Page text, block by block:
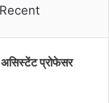
Recent
असिस्टेंट प्रोफेसर